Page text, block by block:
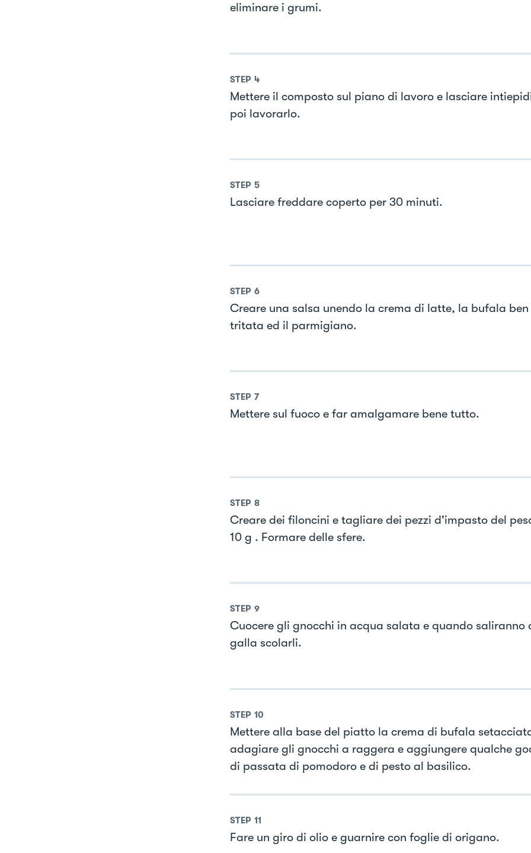
eliminare i grumi.
STEP 4
Mettere il composto sul piano di lavoro e lasciare
poi lavorarlo.
STEP 5
Lasciare freddare coperto per 30 minuti.
STEP 6
Creare una salsa unendo la crema di latte, la bufala ben
tritata ed il parmigiano.
STEP 7
Mettere sul fuoco e far amalgamare bene tutto.
STEP 8
Creare dei filoncini e tagliare dei pezzi d'impasto del
10 g . Formare delle sfere.
STEP 9
Cuocere gli gnocchi in acqua salata e quando saliranno
galla scolarli.
STEP 10
Mettere alla base del piatto la crema di bufala
adagiare gli gnocchi a raggera e aggiungere qualche
di passata di pomodoro e di pesto al basilico.
STEP 11
Fare un giro di olio e guarnire con foglie di origano.